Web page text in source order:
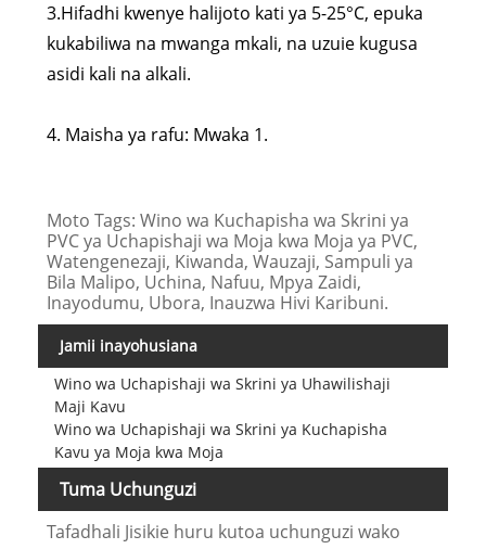
3.Hifadhi kwenye halijoto kati ya 5-25°C, epuka
kukabiliwa na mwanga mkali, na uzuie kugusa
asidi kali na alkali.
4. Maisha ya rafu: Mwaka 1.
Moto Tags: Wino wa Kuchapisha wa Skrini ya
PVC ya Uchapishaji wa Moja kwa Moja ya PVC,
Watengenezaji, Kiwanda, Wauzaji, Sampuli ya
Bila Malipo, Uchina, Nafuu, Mpya Zaidi,
Inayodumu, Ubora, Inauzwa Hivi Karibuni.
Jamii inayohusiana
Wino wa Uchapishaji wa Skrini ya Uhawilishaji
Maji Kavu
Wino wa Uchapishaji wa Skrini ya Kuchapisha
Kavu ya Moja kwa Moja
Tuma Uchunguzi
Tafadhali Jisikie huru kutoa uchunguzi wako